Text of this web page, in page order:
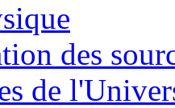
des
de